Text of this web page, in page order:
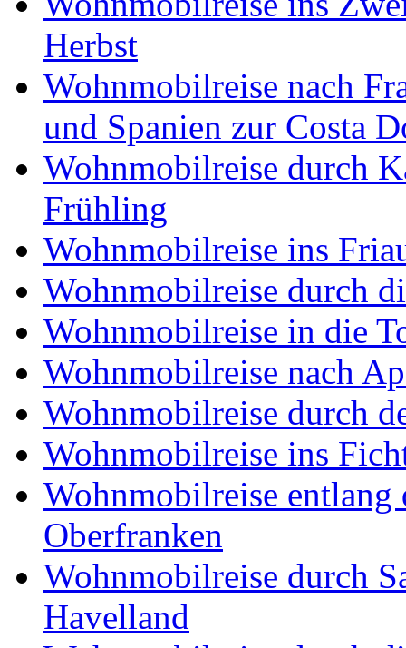
Herbst
Wohnmobilreise nach
und Spanien zur Costa
Wohnmobilreise durch
Frühling
Wohnmobilreise ins
Wohnmobilreise durch
Wohnmobilreise in die
Wohnmobilreise nach
Wohnmobilreise durch
Wohnmobilreise ins
Wohnmobilreise
Oberfranken
Wohnmobilreise durch
Havelland